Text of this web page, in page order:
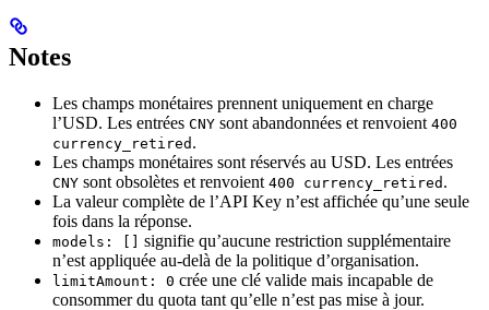
Notes
Les champs monétaires prennent uniquement en charge
l’USD. Les entrées CNY sont abandonnées et renvoient 400
currency_retired .
Les champs monétaires sont réservés au USD. Les entrées
CNY sont obsolètes et renvoient 400 currency_retired .
La valeur complète de l’API Key n’est affichée qu’une seule
fois dans la réponse.
models: [] signifie qu’aucune restriction supplémentaire
n’est appliquée au-delà de la politique d’organisation.
limitAmount: 0 crée une clé valide mais incapable de
consommer du quota tant qu’elle n’est pas mise à jour.